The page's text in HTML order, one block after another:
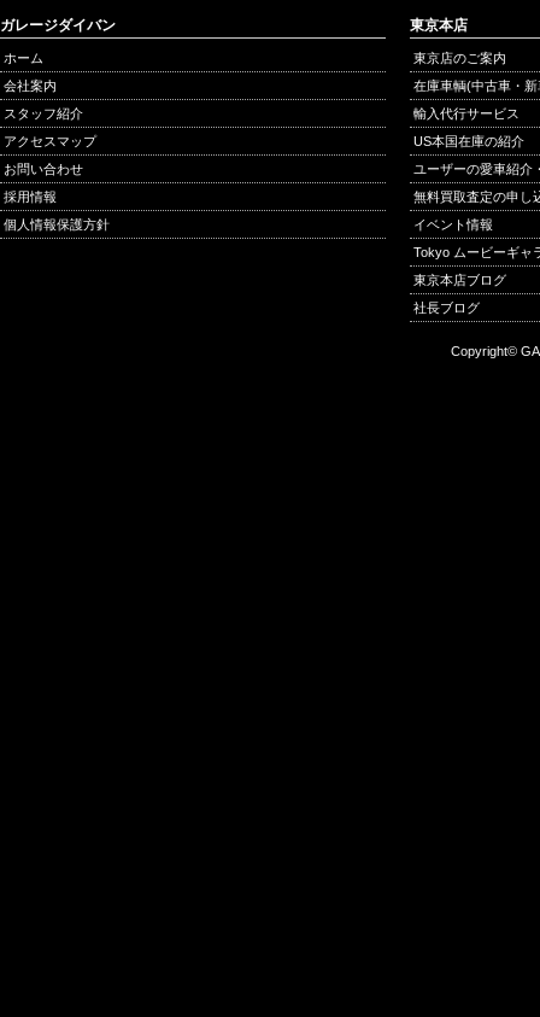
ガレージダイバン
ホーム
会社案内
スタッフ紹介
アクセスマップ
お問い合わせ
採用情報
個人情報保護方針
東京本店
東京店のご案内
在庫車輌(中古車・
輸入代行サービス
US本国在庫の紹介
ユーザーの愛車紹介
無料買取査定の申し
イベント情報
Tokyo ムービーギャ
東京本店ブログ
社長ブログ
Copyright©